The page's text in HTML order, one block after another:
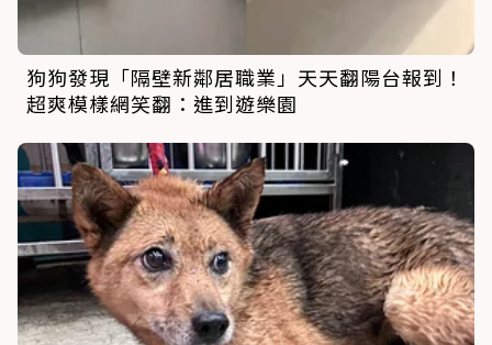
狗狗發現「隔壁新鄰居職業」天天翻陽台報到！
超爽模樣網笑翻：進到遊樂園